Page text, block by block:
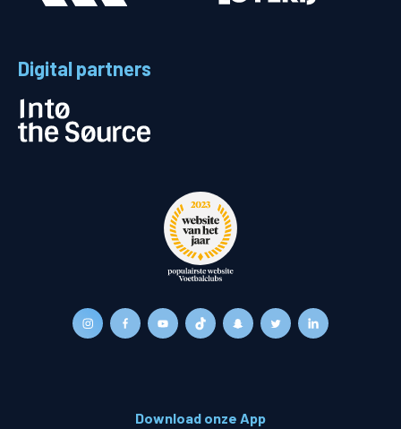
Digital partners
Download onze App